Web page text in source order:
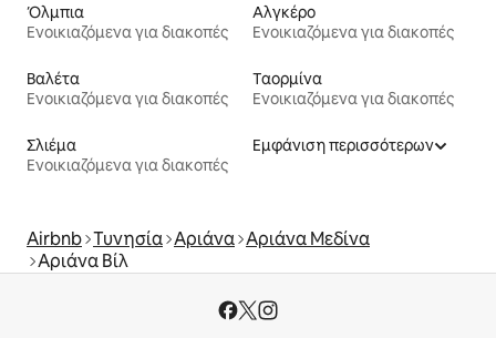
Όλμπια
Ενοικιαζόμενα για διακοπές
Αλγκέρο
Ενοικιαζόμενα για διακοπές
Βαλέτα
Ενοικιαζόμενα για διακοπές
Ταορμίνα
Ενοικιαζόμενα για διακοπές
Σλιέμα
Ενοικιαζόμενα για διακοπές
Εμφάνιση περισσότερων
Airbnb Τυνησία Αριάνα Αριάνα Μεδίνα
Αριάνα Βίλ